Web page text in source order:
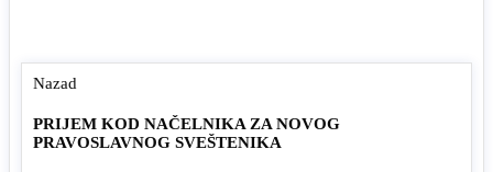
Nazad
PRIJEM KOD NAČELNIKA ZA NOVOG
PRAVOSLAVNOG SVEŠTENIKA